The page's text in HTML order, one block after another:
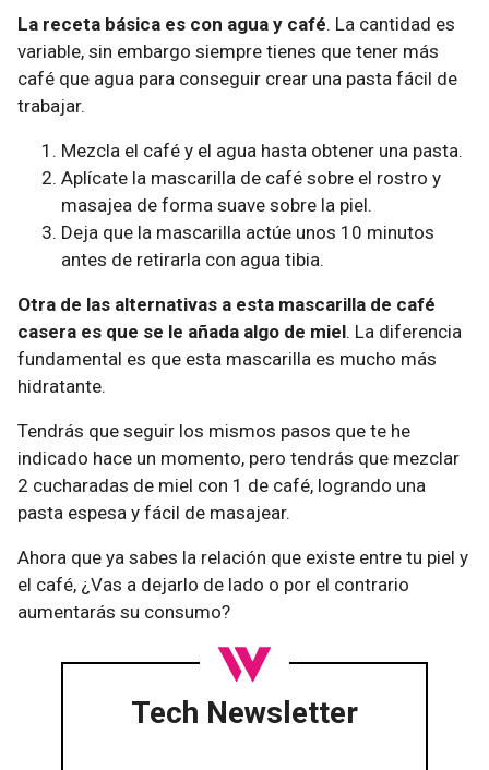
La receta básica es con agua y café. La cantidad es
variable, sin embargo siempre tienes que tener más
café que agua para conseguir crear una pasta fácil de
trabajar.
Mezcla el café y el agua hasta obtener una pasta.
Aplícate la mascarilla de café sobre el rostro y
masajea de forma suave sobre la piel.
Deja que la mascarilla actúe unos 10 minutos
antes de retirarla con agua tibia.
Otra de las alternativas a esta mascarilla de café
casera es que se le añada algo de miel. La diferencia
fundamental es que esta mascarilla es mucho más
hidratante.
Tendrás que seguir los mismos pasos que te he
indicado hace un momento, pero tendrás que mezclar
2 cucharadas de miel con 1 de café, logrando una
pasta espesa y fácil de masajear.
Ahora que ya sabes la relación que existe entre tu piel y
el café, ¿Vas a dejarlo de lado o por el contrario
aumentarás su consumo?
Tech Newsletter